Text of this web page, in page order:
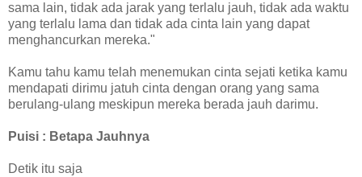
sama lain, tidak ada jarak yang terlalu jauh, tidak ada waktu
yang terlalu lama dan tidak ada cinta lain yang dapat
menghancurkan mereka."
Kamu tahu kamu telah menemukan cinta sejati ketika kamu
mendapati dirimu jatuh cinta dengan orang yang sama
berulang-ulang meskipun mereka berada jauh darimu.
Puisi : Betapa Jauhnya
Detik itu saja